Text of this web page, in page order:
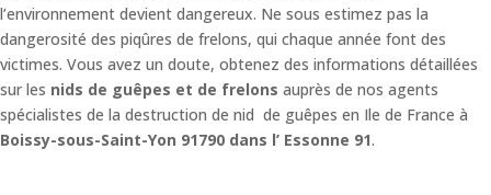
l’environnement devient dangereux. Ne sous estimez pas la
dangerosité des piqûres de frelons, qui chaque année font des
victimes. Vous avez un doute, obtenez des informations détaillées
sur les nids de guêpes et de frelons auprès de nos agents
spécialistes de la destruction de nid de guêpes en Ile de France à
Boissy-sous-Saint-Yon 91790 dans l’ Essonne 91.